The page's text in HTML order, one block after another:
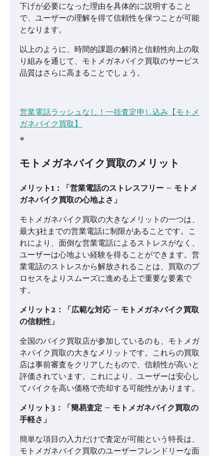
下げが必要になった理由を具体的に説明すること
で、ユーザーの理解を得て信頼性を保つことが可能
となります。
以上のように、時間的課題の解消と信頼性向上の取
り組みを通じて、モトメガネバイク買取のサービス
品質はさらに高まることでしょう。
営業電話ラッシュなし！一括査定申し込み【モトメ
ガネバイク買取】
*
モトメガネバイク買取のメリット
メリット1：「営業電話のストレスフリー – モトメ
ガネバイク買取の心地よさ」
モトメガネバイク買取の大きなメリットの一つは、
最大3社までの営業電話に制限があることです。こ
れにより、面倒な営業電話によるストレスがなく、
ユーザーは心地よい経験を得ることができます。営
業電話のストレスから解放されることは、買取のプ
ロセスをよりスムーズに進める上で重要な要素で
す。
メリット2：「広範な対応 – モトメガネバイク買取
の信頼性」
全国のバイク買取店が参加しているのも、モトメガ
ネバイク買取の大きなメリットです。これらの買取
店は事前審査をクリアしたもので、信頼性が高いと
評価されています。これにより、ユーザーは安心し
てバイクを高い価格で売却する可能性があります。
メリット3：「簡易査定 – モトメガネバイク買取の
手軽さ」
簡単な項目の入力だけで査定が可能という特長は、
モトメガネバイク買取のユーザーフレンドリーな面